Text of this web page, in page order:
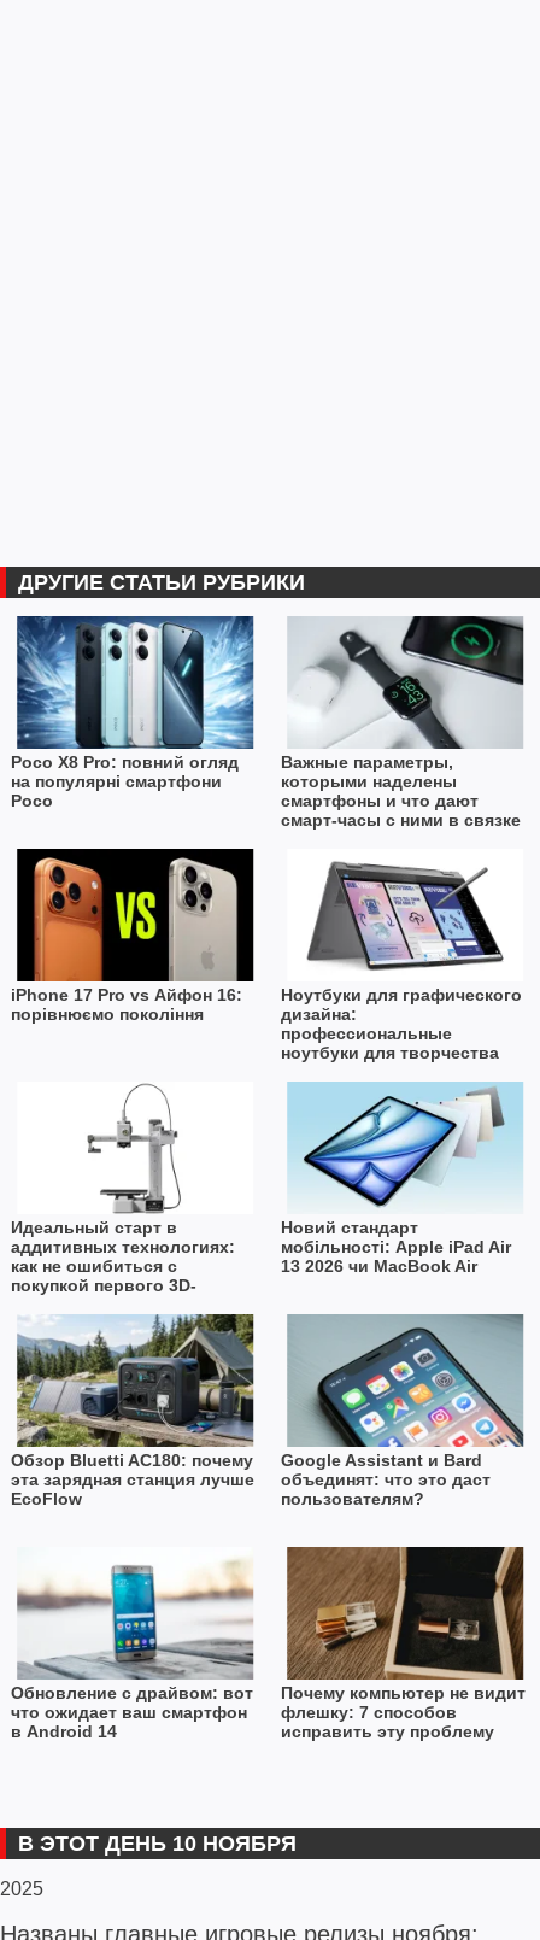
ДРУГИЕ СТАТЬИ РУБРИКИ
Poco X8 Pro: повний огляд
на популярні смартфони
Poco
Важные параметры,
которыми наделены
смартфоны и что дают
смарт-часы с ними в связке
iPhone 17 Pro vs Айфон 16:
порівнюємо покоління
Ноутбуки для графического
дизайна:
профессиональные
ноутбуки для творчества
Идеальный старт в
аддитивных технологиях:
как не ошибиться с
покупкой первого 3D-
Новий стандарт
мобільності: Apple iPad Air
13 2026 чи MacBook Air
Обзор Bluetti AC180: почему
эта зарядная станция лучше
EcoFlow
Google Assistant и Bard
объединят: что это даст
пользователям?
Обновление с драйвом: вот
что ожидает ваш смартфон
в Android 14
Почему компьютер не видит
флешку: 7 способов
исправить эту проблему
В ЭТОТ ДЕНЬ 10 НОЯБРЯ
2025
Названы главные игровые релизы ноября: